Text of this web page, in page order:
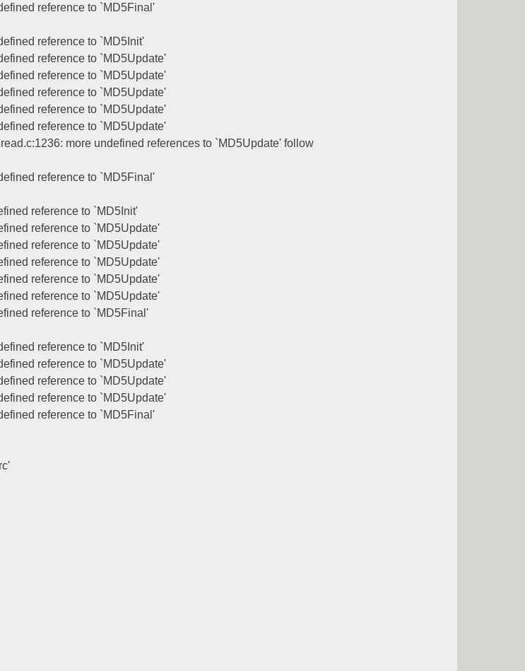
reference to `MD5Final'
reference to `MD5Init'
reference to `MD5Update'
reference to `MD5Update'
reference to `MD5Update'
reference to `MD5Update'
reference to `MD5Update'
more undefined references to `MD5Update' follow
reference to `MD5Final'
reference to `MD5Init'
reference to `MD5Update'
reference to `MD5Update'
reference to `MD5Update'
reference to `MD5Update'
reference to `MD5Update'
reference to `MD5Final'
reference to `MD5Init'
reference to `MD5Update'
reference to `MD5Update'
reference to `MD5Update'
reference to `MD5Final'